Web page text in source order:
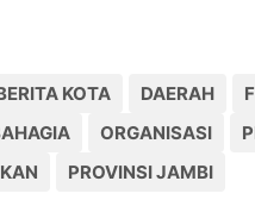
KOTA DAERAH
ORGANISASI
PROVINSI JAMBI